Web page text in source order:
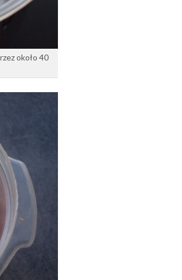
około 40